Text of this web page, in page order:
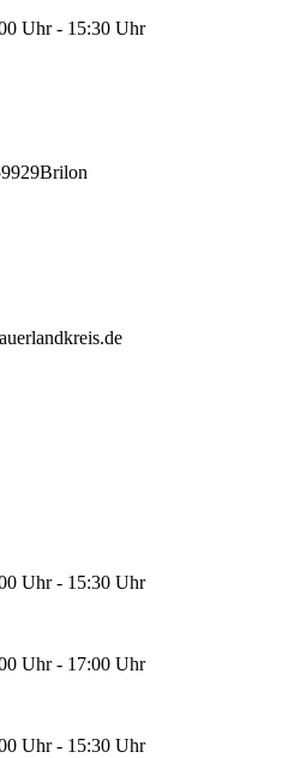
Uhr - 15:30 Uhr
Brilon
Uhr - 15:30 Uhr
Uhr - 17:00 Uhr
Uhr - 15:30 Uhr